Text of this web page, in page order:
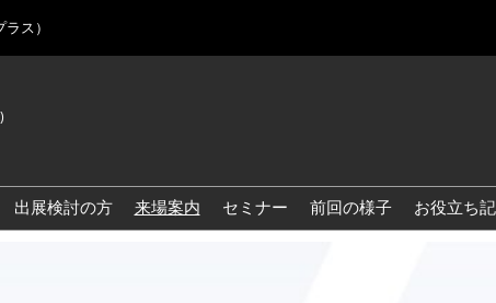
ス）
出展検討の方 来場案内 セミナー 前回の様子 お役立ち